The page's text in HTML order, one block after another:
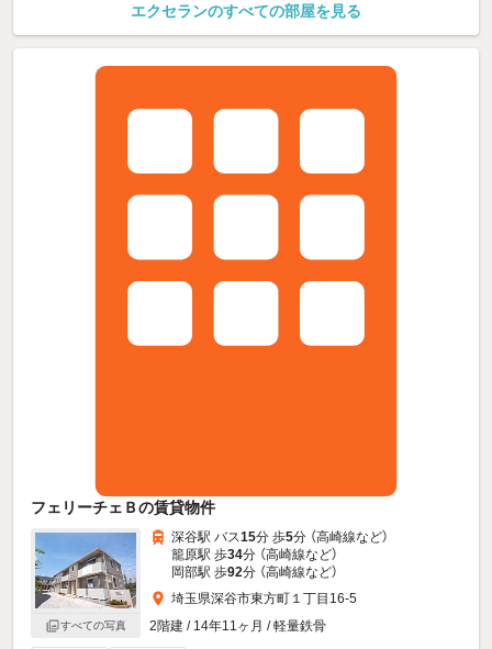
エクセランのすべての部屋を見る
フェリーチェＢの賃貸物件
すべての写真
深谷駅 バス15分 歩5分 （高崎線など）
籠原駅 歩34分 （高崎線など）
岡部駅 歩92分 （高崎線など）
埼玉県深谷市東方町１丁目16-5
2階建 / 14年11ヶ月 / 軽量鉄骨